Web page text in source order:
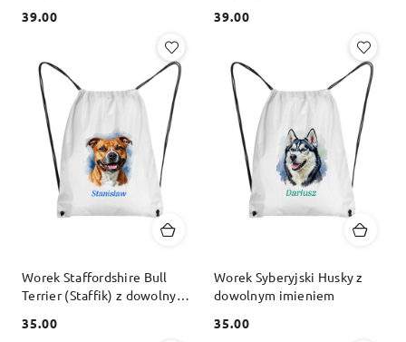
Cena:
39.00
Cena:
39.00
Worek Staffordshire Bull
Terrier (Staffik) z dowolnym
Cena:
35.00
Worek Syberyjski Husky z
dowolnym imieniem
Cena:
35.00